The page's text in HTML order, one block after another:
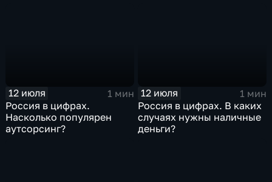
12 июля
1 мин
Россия в цифрах.
Насколько популярен
аутсорсинг?
12 июля
1 мин
Россия в цифрах. В каких
случаях нужны наличные
деньги?